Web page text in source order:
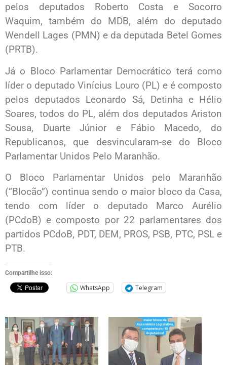
pelos deputados Roberto Costa e Socorro
Waquim, também do MDB, além do deputado
Wendell Lages (PMN) e da deputada Betel Gomes
(PRTB).
Já o Bloco Parlamentar Democrático terá como
líder o deputado Vinícius Louro (PL) e é composto
pelos deputados Leonardo Sá, Detinha e Hélio
Soares, todos do PL, além dos deputados Ariston
Sousa, Duarte Júnior e Fábio Macedo, do
Republicanos, que desvincularam-se do Bloco
Parlamentar Unidos Pelo Maranhão.
O Bloco Parlamentar Unidos pelo Maranhão
(“Blocão”) continua sendo o maior bloco da Casa,
tendo com líder o deputado Marco Aurélio
(PCdoB) e composto por 22 parlamentares dos
partidos PCdoB, PDT, DEM, PROS, PSB, PTC, PSL e
PTB.
Compartilhe isso:
WhatsApp Telegram